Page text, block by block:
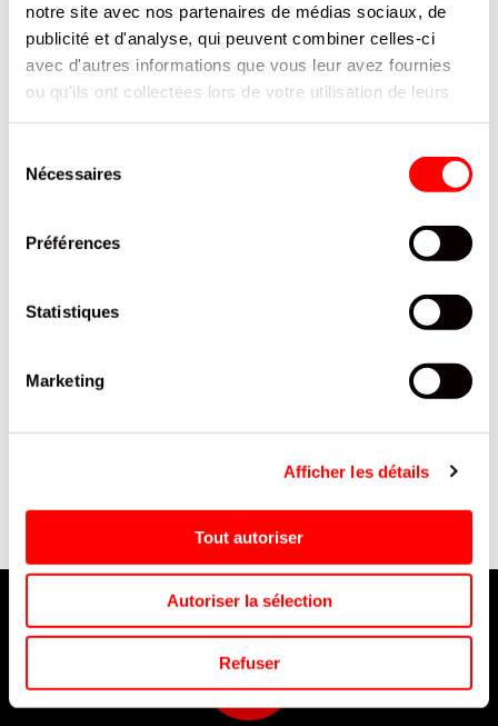
notre site avec nos partenaires de médias sociaux, de
publicité et d'analyse, qui peuvent combiner celles-ci
avec d'autres informations que vous leur avez fournies
ou qu'ils ont collectées lors de votre utilisation de leurs
Nécessaires
Préférences
Statistiques
Marketing
Afficher les détails
Tout autoriser
Autoriser la sélection
Refuser
DOCUMENTATION
PRODUITS QUI POURRAIENT VOUS
BONBONS POOM BOOL'S